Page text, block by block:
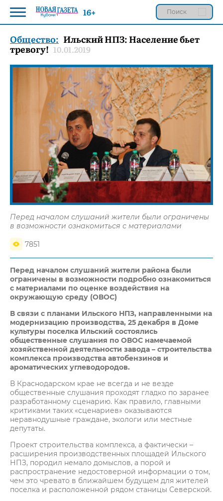
Общество: Ильский НПЗ: Население бьет
тревогу! 10.01.2019
Перед началом слушаний жители были ограничены
в возможности ознакомиться с материалами
7851
Перед началом слушаний жители района были
ограничены в возможности подробно ознакомиться
с материалами по оценке воздействия на
окружающую среду (ОВОС)
В связи с планами Ильского НПЗ, направленными на
модернизацию производства, 25 декабря в Доме
культуры поселка Ильский состоялись
общественные слушания по ОВОС намечаемой
хозяйственной деятельности завода – строительства
комплекса производства автобензинов и
ароматических углеводородов.
В Краснодарском крае не всегда и не везде
общественные слушания проходят гладко по заранее
разработанному сценарию. Как правило, главными
критиками таких «сценариев» оказываются
неравнодушные граждане, экологи или местные
депутаты.
Проект строительства комплекса, а фактически –
расширения производственных площадей Ильского
НПЗ, породил немало домыслов, а порой и
распространение недостоверной информации о том,
чем это чревато в ближайшем будущем для жителей
поселка и расположенной рядом станицы Северской.
16+